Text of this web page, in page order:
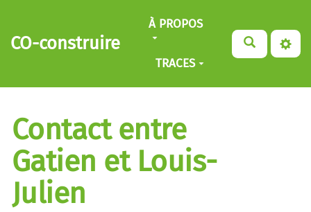
Aller au contenu principal
CO-construire
À PROPOS
TRACES
Contact entre
Gatien et Louis-
Julien